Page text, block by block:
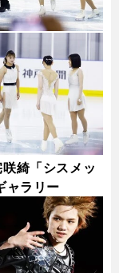
綺「シスメッ
ャラリー